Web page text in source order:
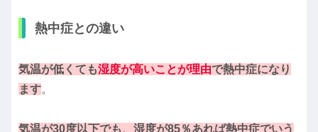
熱中症との違い
気温が低くても湿度が高いことが理由で熱中症になり
ます。
気温が30度以下でも、湿度が85％あれば熱中症でいう